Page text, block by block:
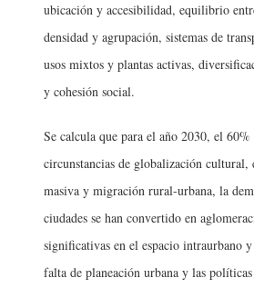
ubicación y accesibilidad, equilibrio
densidad y agrupación, sistemas de
usos mixtos y plantas activas,
y cohesión social.
Se calcula que para el año 2030, el
circunstancias de globalización
masiva y migración rural-urbana, la
ciudades se han convertido en
significativas en el espacio intraurbano
falta de planeación urbana y las